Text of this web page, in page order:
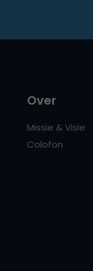
Over
Missie & Visie
Colofon